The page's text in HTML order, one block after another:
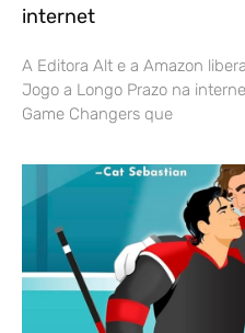
internet
A Editora Alt e a Amazon
Jogo a Longo Prazo na
Game Changers que